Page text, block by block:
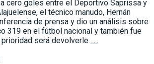
de prensa y dio un análisis sobre
319 en el fútbol nacional y también fue
prioridad será devolverle…..
muy fino; simplemente fallé»